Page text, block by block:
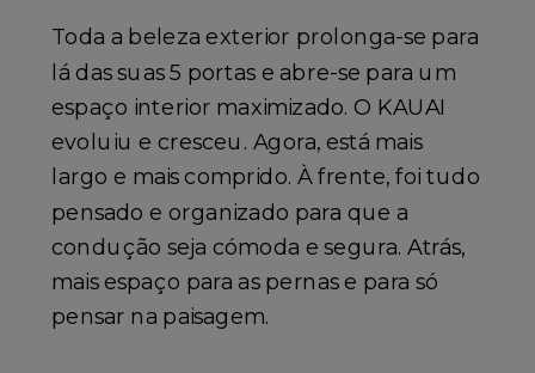
Toda a beleza exterior prolonga-se para
lá das suas 5 portas e abre-se para um
espaço interior maximizado. O KAUAI
evoluiu e cresceu. Agora, está mais
largo e mais comprido. À frente, foi tudo
pensado e organizado para que a
condução seja cómoda e segura. Atrás,
mais espaço para as pernas e para só
pensar na paisagem.